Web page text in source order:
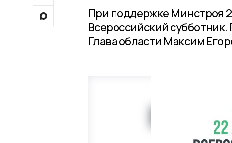
При поддержке Минстроя
Всероссийский
Глава области Максим